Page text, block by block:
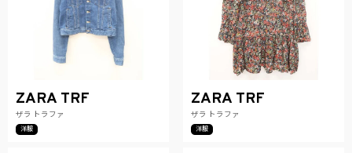
ZARA TRF
ザラ トラファ
洋服
ZARA TRF
ザラ トラファ
洋服